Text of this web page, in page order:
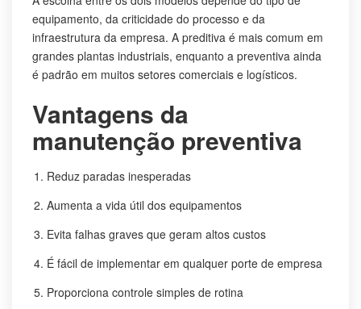
equipamento, da criticidade do processo e da
infraestrutura da empresa. A preditiva é mais comum em
grandes plantas industriais, enquanto a preventiva ainda
é padrão em muitos setores comerciais e logísticos.
Vantagens da
manutenção preventiva
Reduz paradas inesperadas
Aumenta a vida útil dos equipamentos
Evita falhas graves que geram altos custos
É fácil de implementar em qualquer porte de empresa
Proporciona controle simples de rotina